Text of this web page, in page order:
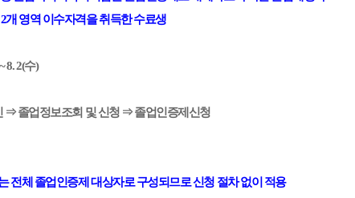
개 영역 이수자격을 취득한 수료생
8. 2(수)
⇒ 졸업정보조회 및 신청 ⇒ 졸업인증제신청
전체 졸업인증제 대상자로 구성되므로 신청 절차 없이 적용